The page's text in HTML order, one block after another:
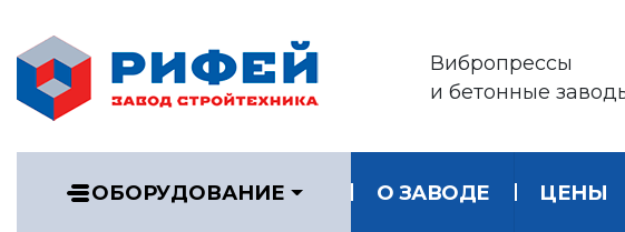
Вибропрессы
и бетонные
ОБОРУДОВАНИЕ О ЗАВОДЕ ЦЕНЫ